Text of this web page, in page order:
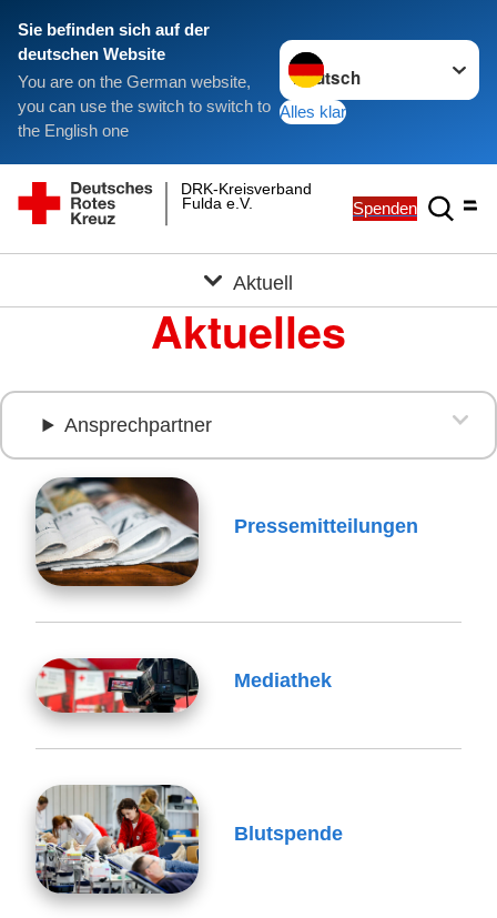
Sie befinden sich auf der
deutschen Website
You are on the German website,
you can use the switch to switch to
the English one
Sprache wechseln zu
Alles klar
Fulda e.V.
DRK-Kreisverband
Spenden
Aktuell
Aktuelles
Ansprechpartner
Pressemitteilungen
Mediathek
Blutspende